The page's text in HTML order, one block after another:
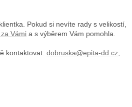
Pokud si nevíte rady s velikostí,
Vámi a s výběrem Vám pomohla.
kontaktovat: dobruska@epita-dd.cz